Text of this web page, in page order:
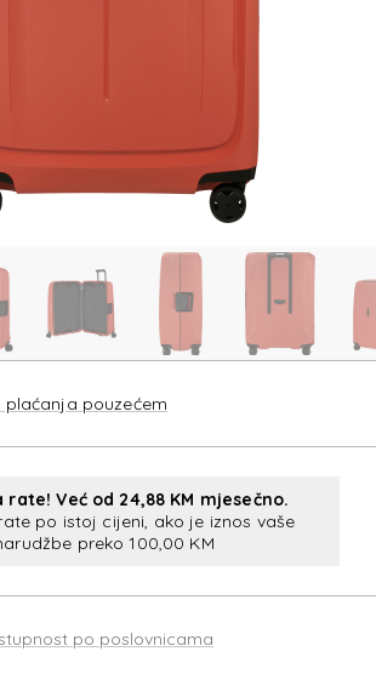
plaćanja pouzećem
rate! Već od 24,88 KM mjesečno.
po istoj cijeni, ako je iznos vaše
preko 100,00 KM
po poslovnicama